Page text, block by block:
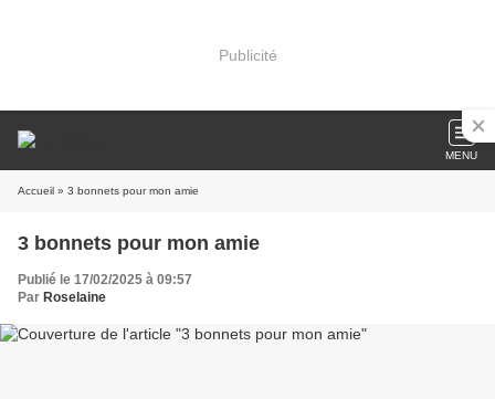
Publicité
MENU
Accueil » 3 bonnets pour mon amie
3 bonnets pour mon amie
Publié le 17/02/2025 à 09:57
Par Roselaine